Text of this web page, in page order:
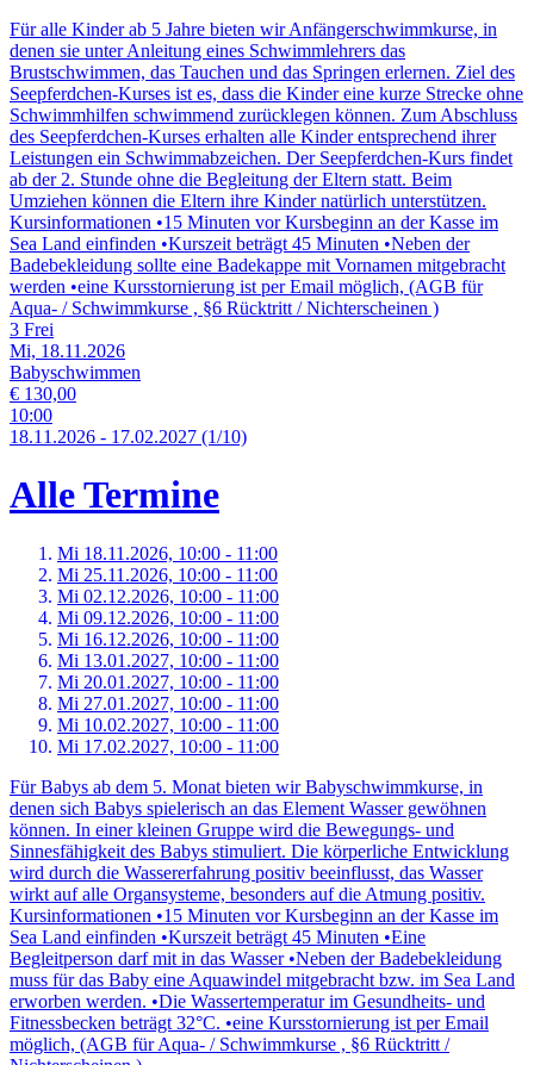
Für alle Kinder ab 5 Jahre bieten wir Anfängerschwimmkurse, in
denen sie unter Anleitung eines Schwimmlehrers das
Brustschwimmen, das Tauchen und das Springen erlernen. Ziel des
Seepferdchen-Kurses ist es, dass die Kinder eine kurze Strecke ohne
Schwimmhilfen schwimmend zurücklegen können. Zum Abschluss
des Seepferdchen-Kurses erhalten alle Kinder entsprechend ihrer
Leistungen ein Schwimmabzeichen. Der Seepferdchen-Kurs findet
ab der 2. Stunde ohne die Begleitung der Eltern statt. Beim
Umziehen können die Eltern ihre Kinder natürlich unterstützen.
Kursinformationen •15 Minuten vor Kursbeginn an der Kasse im
Sea Land einfinden •Kurszeit beträgt 45 Minuten •Neben der
Badebekleidung sollte eine Badekappe mit Vornamen mitgebracht
werden •eine Kursstornierung ist per Email möglich, (AGB für
Aqua- / Schwimmkurse , §6 Rücktritt / Nichterscheinen )
3 Frei
Mi, 18.11.2026
Babyschwimmen
€ 130,00
10:00
18.11.2026 - 17.02.2027 (1/10)
Alle Termine
Mi 18.11.2026, 10:00 - 11:00
Mi 25.11.2026, 10:00 - 11:00
Mi 02.12.2026, 10:00 - 11:00
Mi 09.12.2026, 10:00 - 11:00
Mi 16.12.2026, 10:00 - 11:00
Mi 13.01.2027, 10:00 - 11:00
Mi 20.01.2027, 10:00 - 11:00
Mi 27.01.2027, 10:00 - 11:00
Mi 10.02.2027, 10:00 - 11:00
Mi 17.02.2027, 10:00 - 11:00
Für Babys ab dem 5. Monat bieten wir Babyschwimmkurse, in
denen sich Babys spielerisch an das Element Wasser gewöhnen
können. In einer kleinen Gruppe wird die Bewegungs- und
Sinnesfähigkeit des Babys stimuliert. Die körperliche Entwicklung
wird durch die Wassererfahrung positiv beeinflusst, das Wasser
wirkt auf alle Organsysteme, besonders auf die Atmung positiv.
Kursinformationen •15 Minuten vor Kursbeginn an der Kasse im
Sea Land einfinden •Kurszeit beträgt 45 Minuten •Eine
Begleitperson darf mit in das Wasser •Neben der Badebekleidung
muss für das Baby eine Aquawindel mitgebracht bzw. im Sea Land
erworben werden. •Die Wassertemperatur im Gesundheits- und
Fitnessbecken beträgt 32°C. •eine Kursstornierung ist per Email
möglich, (AGB für Aqua- / Schwimmkurse , §6 Rücktritt /